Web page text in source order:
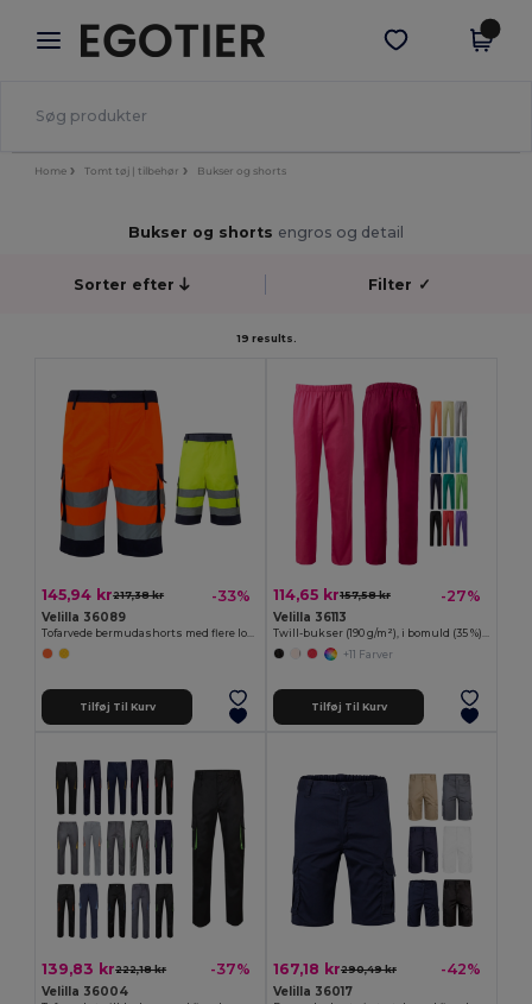
× Egotier-app
Bedre priser i appen!
Hent app
Home Tomt tøj | tilbehør Bukser og shorts
Bukser og shorts engros og detail
Sorter efter Filter ✓
19 results.
145,94 kr217,38 kr -33%
Velilla 36089
Tofarvede bermudashorts med flere lommer (210 g/m²) i bomuld (20 %) og polyester (80 %)
Tilføj Til Kurv
114,65 kr157,58 kr -27%
Velilla 36113
Twill-bukser (190 g/m²), i bomuld (35 %) og polyester (65 %)
+11 Farver
Tilføj Til Kurv
139,83 kr222,18 kr -37%
Velilla 36004
167,18 kr290,49 kr -42%
Velilla 36017